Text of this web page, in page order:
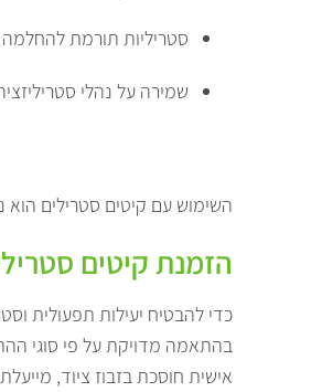
סטריליות תורמת
שמירה על נהלי
השימוש עם קיטים סטרילים הוא
הזמנת קיטים
כדי להבטיח יעילות תפעולית
בהתאמה מדויקת על פי סוגי
אישית חוסכת בזבוז ציוד,